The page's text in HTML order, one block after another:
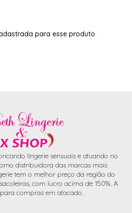
para esse produto.
lingerie sensuais e atuando no
distribuidora das marcas mais
tem o melhor preço da região do
com lucro acima de 150%. A
compras em atacado.